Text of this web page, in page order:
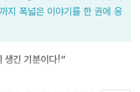
지 폭넓은 이야기를 한 권에 응
생긴 기분이다!”